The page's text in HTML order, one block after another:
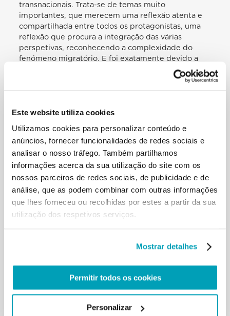
Este website utiliza cookies
Utilizamos cookies para personalizar conteúdo e
anúncios, fornecer funcionalidades de redes sociais e
analisar o nosso tráfego. Também partilhamos
informações acerca da sua utilização do site com os
nossos parceiros de redes sociais, de publicidade e de
análise, que as podem combinar com outras informações
que lhes forneceu ou recolhidas por estes a partir da sua
utilização dos respetivos serviços.
Mostrar detalhes
Permitir todos os cookies
Personalizar
transnacionais. Trata-se de temas muito
importantes, que merecem uma reflexão atenta e
compartilhada entre todos os protagonistas, uma
reflexão que procura a integração das várias
perspetivas, reconhecendo a complexidade do
fenómeno migratório. E foi exatamente devido a
esta complexidade que, há cerca de dois anos, a
comunidade internacional se comprometeu no
dois Pactos mundiais, o primeiro para uma
sobre os refugiados. Como contribuição para estes
processos, a Secção para os Migrantes e
Refugiados, sob a minha direção, preparou um
documento, intitulado 20 Pontos de ação para os
Pactos globais, que promove uma série de medidas
eficazes e acreditadas que, no seu conjunto,
constituem uma resposta coerente aos desafios
articulam-se em volta de quatro verbos — acolher,
resposta aos «desafios apresentados à comunidade
«Migrações e Paz», 21 de fevereiro de 2017), pelo
declarados e das medidas sugeridas nos 20 Pontos
de ação coincidem com as declarações que